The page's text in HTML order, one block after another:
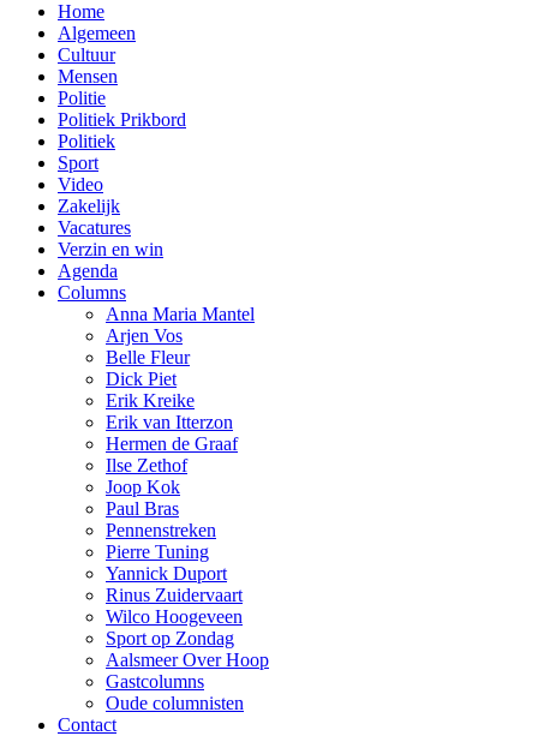
Home
Algemeen
Cultuur
Mensen
Politie
Politiek Prikbord
Politiek
Sport
Video
Zakelijk
Vacatures
Verzin en win
Agenda
Columns
Anna Maria Mantel
Arjen Vos
Belle Fleur
Dick Piet
Erik Kreike
Erik van Itterzon
Hermen de Graaf
Ilse Zethof
Joop Kok
Paul Bras
Pennenstreken
Pierre Tuning
Yannick Duport
Rinus Zuidervaart
Wilco Hoogeveen
Sport op Zondag
Aalsmeer Over Hoop
Gastcolumns
Oude columnisten
Contact